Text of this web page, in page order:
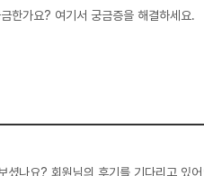
한가요? 여기서 궁금증을 해결하세요.
셨나요? 회원님의 후기를 기다리고 있